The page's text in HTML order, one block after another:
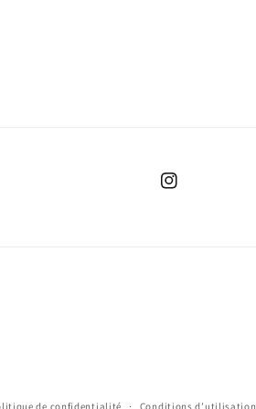
Instagram